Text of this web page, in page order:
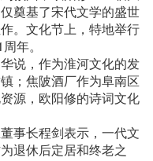
奠基了宋代文学的盛世
。文化节上，特地举行
年。
说，作为淮河文化的发
；焦陂酒厂作为阜南区
源，欧阳修的诗词文化
事长程剑表示，一代文
退休后定居和终老之